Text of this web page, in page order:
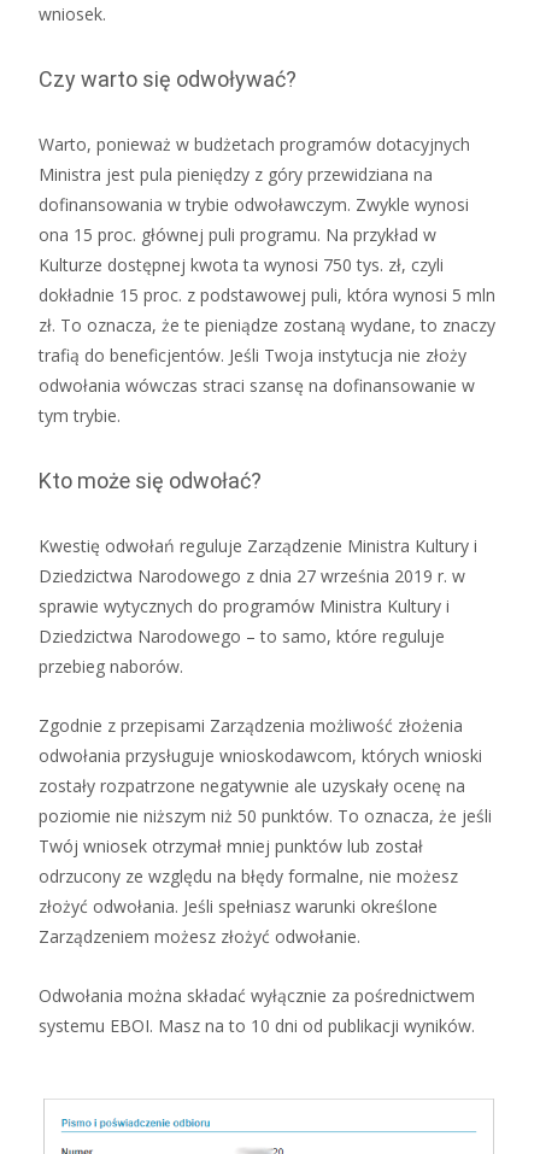
wniosek.
Czy warto się odwoływać?
Warto, ponieważ w budżetach programów dotacyjnych
Ministra jest pula pieniędzy z góry przewidziana na
dofinansowania w trybie odwoławczym. Zwykle wynosi
ona 15 proc. głównej puli programu. Na przykład w
Kulturze dostępnej kwota ta wynosi 750 tys. zł, czyli
dokładnie 15 proc. z podstawowej puli, która wynosi 5 mln
zł. To oznacza, że te pieniądze zostaną wydane, to znaczy
trafią do beneficjentów. Jeśli Twoja instytucja nie złoży
odwołania wówczas straci szansę na dofinansowanie w
tym trybie.
Kto może się odwołać?
Kwestię odwołań reguluje Zarządzenie Ministra Kultury i
Dziedzictwa Narodowego z dnia 27 września 2019 r. w
sprawie wytycznych do programów Ministra Kultury i
Dziedzictwa Narodowego – to samo, które reguluje
przebieg naborów.
Zgodnie z przepisami Zarządzenia możliwość złożenia
odwołania przysługuje wnioskodawcom, których wnioski
zostały rozpatrzone negatywnie ale uzyskały ocenę na
poziomie nie niższym niż 50 punktów. To oznacza, że jeśli
Twój wniosek otrzymał mniej punktów lub został
odrzucony ze względu na błędy formalne, nie możesz
złożyć odwołania. Jeśli spełniasz warunki określone
Zarządzeniem możesz złożyć odwołanie.
Odwołania można składać wyłącznie za pośrednictwem
systemu EBOI. Masz na to 10 dni od publikacji wyników.